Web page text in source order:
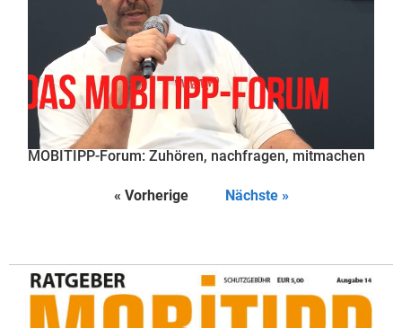
MOBITIPP-Forum: Zuhören, nachfragen, mitmachen
« Vorherige Nächste »